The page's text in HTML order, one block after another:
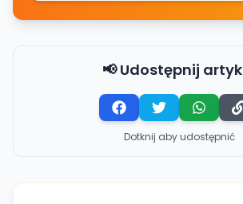
📢 Udostępnij
Dotknij aby udostępnić